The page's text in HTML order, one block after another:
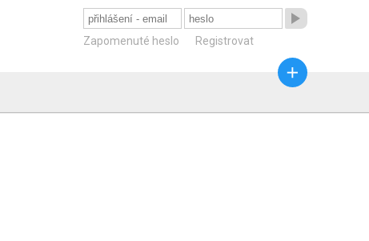

Zapomenuté heslo Registrovat
